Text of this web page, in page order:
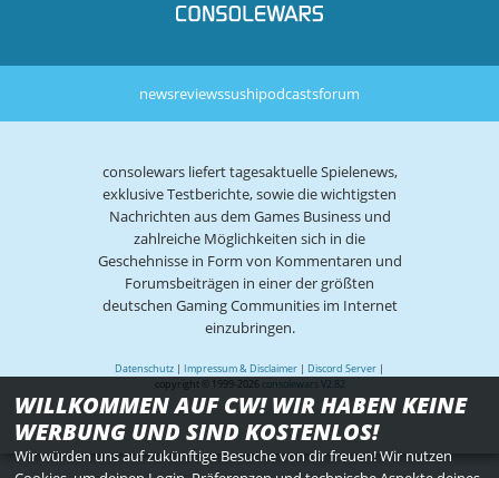
newsreviewssushipodcastsforum
consolewars liefert tagesaktuelle Spielenews,
exklusive Testberichte, sowie die wichtigsten
Nachrichten aus dem Games Business und
zahlreiche Möglichkeiten sich in die
Geschehnisse in Form von Kommentaren und
Forumsbeiträgen in einer der größten
deutschen Gaming Communities im Internet
einzubringen.
Datenschutz | Impressum & Disclaimer | Discord Server |
copyright © 1999-2026 consolewars V2.82
WILLKOMMEN AUF CW! WIR HABEN KEINE
WERBUNG UND SIND KOSTENLOS!
Wir würden uns auf zukünftige Besuche von dir freuen! Wir nutzen